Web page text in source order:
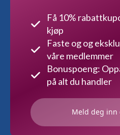
Få 10%
kjøp
Faste og og
våre medlemmer
Bonuspoeng:
på alt du handler
Meld deg inn